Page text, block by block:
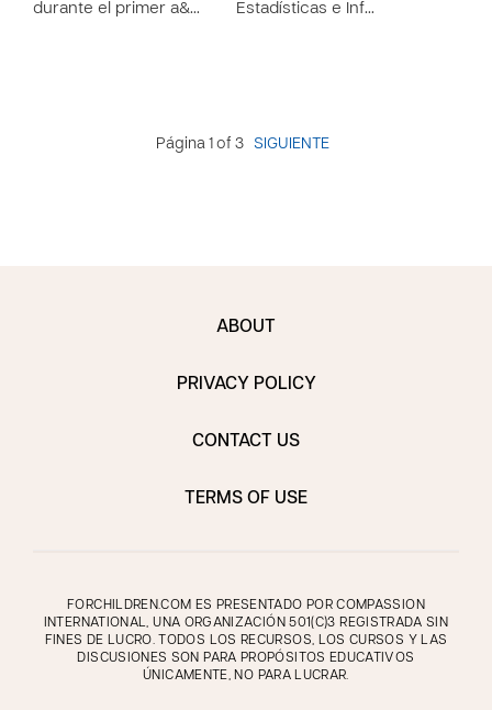
durante el primer a&…
Estadísticas e Inf…
Página 1 of 3 SIGUIENTE
ABOUT
PRIVACY POLICY
CONTACT US
TERMS OF USE
FORCHILDREN.COM ES PRESENTADO POR COMPASSION
INTERNATIONAL, UNA ORGANIZACIÓN 501(C)3 REGISTRADA SIN
FINES DE LUCRO. TODOS LOS RECURSOS, LOS CURSOS Y LAS
DISCUSIONES SON PARA PROPÓSITOS EDUCATIVOS
ÚNICAMENTE, NO PARA LUCRAR.